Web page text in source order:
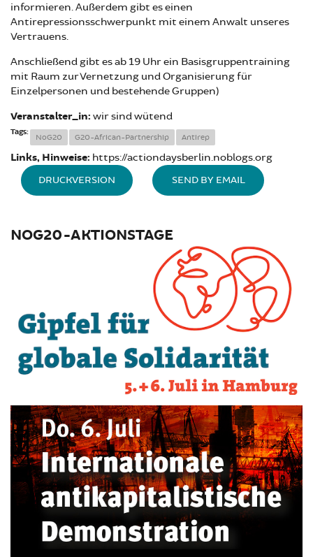
informieren. Außerdem gibt es einen
Antirepressionsschwerpunkt mit einem Anwalt unseres
Vertrauens.
Anschließend gibt es ab 19 Uhr ein Basisgruppentraining
mit Raum zur Vernetzung und Organisierung für
Einzelpersonen und bestehende Gruppen)
Veranstalter_in: wir sind wütend
Tags:
NoG20 G20-African-Partnership Antirep
Links, Hinweise: https://actiondaysberlin.noblogs.org
DRUCKVERSION SEND BY EMAIL
NOG20-AKTIONSTAGE